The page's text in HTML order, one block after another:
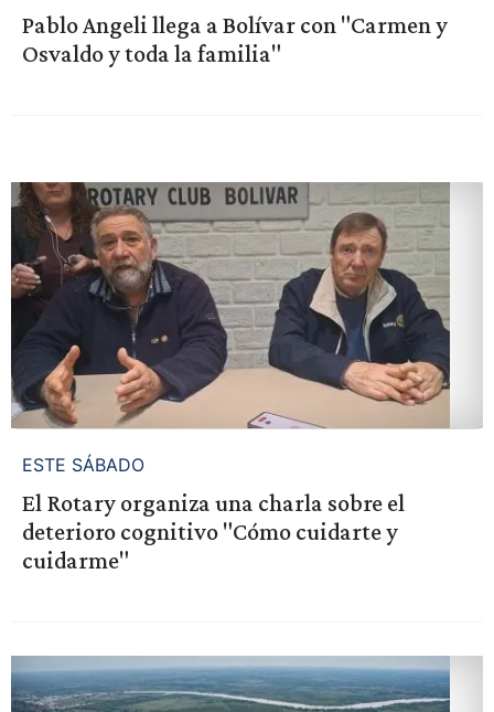
Pablo Angeli llega a Bolívar con "Carmen y
Osvaldo y toda la familia"
ESTE SÁBADO
El Rotary organiza una charla sobre el
deterioro cognitivo "Cómo cuidarte y
cuidarme"